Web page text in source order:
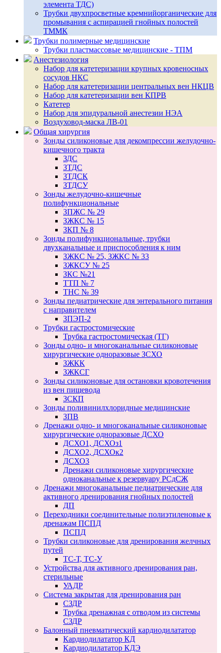
элемента ТДС)
Трубки двухпросветные кремнийорганические для
промывания с аспирацией гнойных полостей
ТММК
Трубки полимерные медицинские
Трубки пластмассовые медицинские - ТПМ
Анестезиология
Набор для катетеризации крупных кровеносных
сосудов НКС
Набор для катетеризации центральных вен НКЦВ
Набор для катетеризации вен КПРВ
Катетер
Набор для эпидуральной анестезии НЭА
Воздуховод-маска ЛВ-01
Общая хирургия
Зонды силиконовые для декомпрессии желудочно-
кишечного тракта
ЗДС
ЗТДС
ЗТДСК
ЗТДСУ
Зонды желудочно-кишечные
полифункциональные
ЗПЖС № 29
ЗЖКС № 15
ЗКП № 8
Зонды полифункциональные, трубки
двухканальные и приспособления к ним
ЗЖКС № 25, ЗЖКС № 33
ЗЖКСУ № 25
ЗКС №21
ТТП № 7
ТНС № 39
Зонды педиатрические для энтерального питания
с направителем
ЗПЭП-2
Трубки гастростомические
Трубка гастростомическая (ТГ)
Зонды одно- и многоканальные силиконовые
хирургические одноразовые ЗСХО
ЗЖКК
ЗЖКСГ
Зонды силиконовые для остановки кровотечения
из вен пищевода
ЗСКП
Зонды поливинилхлоридные медицинские
ЗПВ
Дренажи одно- и многоканальные силиконовые
хирургические одноразовые ДСХО
ДСХО1, ДСХОз1
ДСХО2, ДСХОк2
ДСХО3
Дренажи силиконовые хирургические
одноканальные к резервуару РСдСЖ
Дренажи многоканальные педиатрические для
активного дренирования гнойных полостей
ДП
Переходники соединительные полиэтиленовые к
дренажам ПСПД
ПСПД
Трубки силиконовые для дренирования желчных
путей
ТС-Т, ТС-У
Устройства для активного дренирования ран,
стерильные
УАДР
Система закрытая для дренирования ран
СЗДР
Трубка дренажная с отводом из системы
СЗДР
Балонный пневматический кардиодилататор
Кардиодилататор КД
Кардиодилататор КДЭ